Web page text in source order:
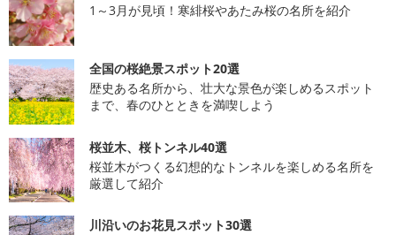
1～3月が見頃！寒緋桜やあたみ桜の名所を紹介
全国の桜絶景スポット20選
歴史ある名所から、壮大な景色が楽しめるスポット
まで、春のひとときを満喫しよう
桜並木、桜トンネル40選
桜並木がつくる幻想的なトンネルを楽しめる名所を
厳選して紹介
川沿いのお花見スポット30選